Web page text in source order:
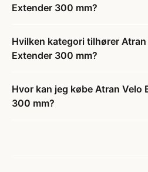
Extender 300 mm?
Hvilken kategori tilhører
Extender 300 mm?
Hvor kan jeg købe Atran
300 mm?